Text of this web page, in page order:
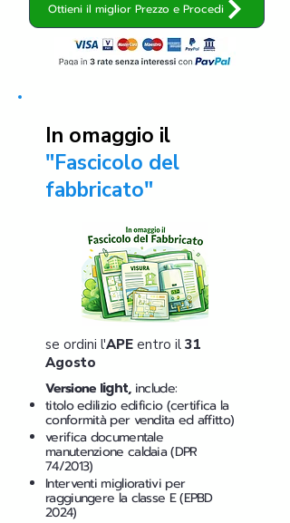
Ottieni il miglior Prezzo e Procedi
In omaggio il
"Fascicolo del
fabbricato"
se ordini l'APE entro il 31
Agosto
Versione light,include:
titolo edilizio edificio (certifica la
conformità per vendita ed affitto)
verifica documentale
manutenzione caldaia (DPR
74/2013)
Interventi migliorativi per
raggiungere la classe E (EPBD
2024)